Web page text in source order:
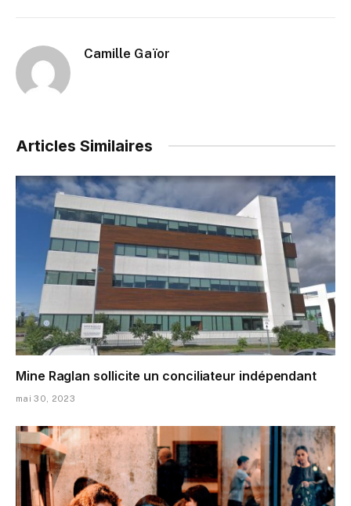
Camille Gaïor
Articles Similaires
Mine Raglan sollicite un conciliateur indépendant
mai 30, 2023